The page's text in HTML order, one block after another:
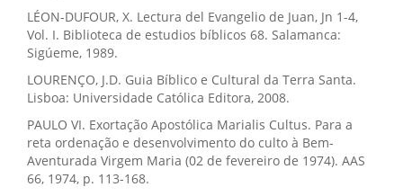
LÉON-DUFOUR, X. Lectura del Evangelio de Juan, Jn 1-4,
Vol. I. Biblioteca de estudios bíblicos 68. Salamanca:
Sigúeme, 1989.
LOURENÇO, J.D. Guia Bíblico e Cultural da Terra Santa.
Lisboa: Universidade Católica Editora, 2008.
PAULO VI. Exortação Apostólica Marialis Cultus. Para a
reta ordenação e desenvolvimento do culto à Bem-
Aventurada Virgem Maria (02 de fevereiro de 1974). AAS
66, 1974, p. 113-168.